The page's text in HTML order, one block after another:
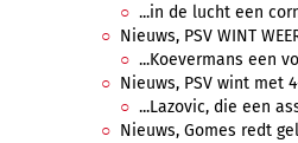
...in de lucht een
Nieuws, PSV WINT
...Koevermans een
Nieuws, PSV wint met
...Lazovic, die een
Nieuws, Gomes redt